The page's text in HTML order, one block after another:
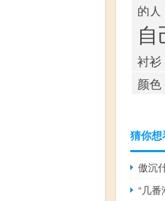
的人
衬衫
颜色
猜你
傲沉
“几